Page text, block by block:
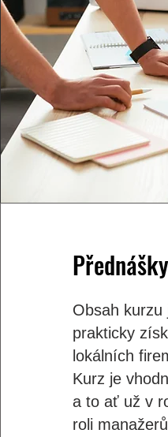
Obsah
prakticky
lokálních
Kurz je
a to ať už v
roli